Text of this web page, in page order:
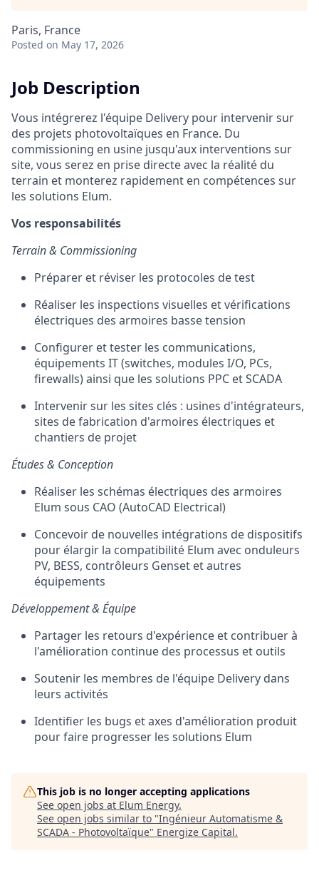
Paris, France
Posted on May 17, 2026
Job Description
Vous intégrerez l'équipe Delivery pour intervenir sur
des projets photovoltaïques en France. Du
commissioning en usine jusqu'aux interventions sur
site, vous serez en prise directe avec la réalité du
terrain et monterez rapidement en compétences sur
les solutions Elum.
Vos responsabilités
Terrain & Commissioning
Préparer et réviser les protocoles de test
Réaliser les inspections visuelles et vérifications
électriques des armoires basse tension
Configurer et tester les communications,
équipements IT (switches, modules I/O, PCs,
firewalls) ainsi que les solutions PPC et SCADA
Intervenir sur les sites clés : usines d'intégrateurs,
sites de fabrication d'armoires électriques et
chantiers de projet
Études & Conception
Réaliser les schémas électriques des armoires
Elum sous CAO (AutoCAD Electrical)
Concevoir de nouvelles intégrations de dispositifs
pour élargir la compatibilité Elum avec onduleurs
PV, BESS, contrôleurs Genset et autres
équipements
Développement & Équipe
Partager les retours d'expérience et contribuer à
l'amélioration continue des processus et outils
Soutenir les membres de l'équipe Delivery dans
leurs activités
Identifier les bugs et axes d'amélioration produit
pour faire progresser les solutions Elum
This job is no longer accepting applications
See open jobs at Elum Energy.
See open jobs similar to "Ingénieur Automatisme &
SCADA - Photovoltaïque" Energize Capital.